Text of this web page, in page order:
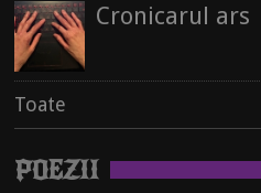
Cronicarul ars
Toate
POEZII